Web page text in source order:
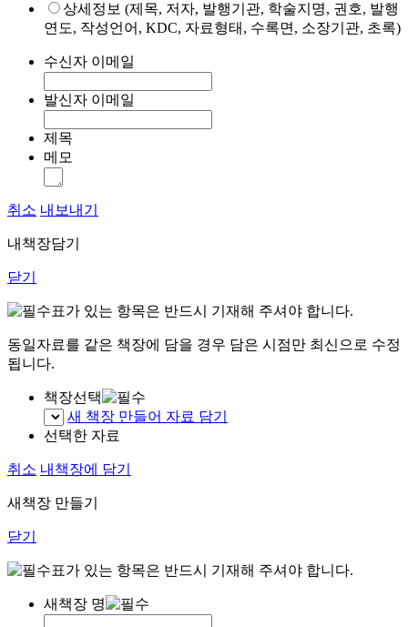
상세정보 (제목, 저자, 발행기관, 학술지명, 권호, 발행
연도, 작성언어, KDC, 자료형태, 수록면, 소장기관, 초록)
수신자 이메일
발신자 이메일
제목
메모
취소 내보내기
내책장담기
닫기
표가 있는 항목은 반드시 기재해 주셔야 합니다.
동일자료를 같은 책장에 담을 경우 담은 시점만 최신으로 수정
됩니다.
책장선택
새 책장 만들어 자료 담기
선택한 자료
취소 내책장에 담기
새책장 만들기
닫기
표가 있는 항목은 반드시 기재해 주셔야 합니다.
새책장 명